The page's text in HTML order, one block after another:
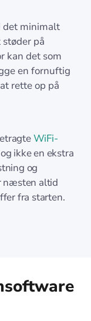
det minimalt
på
kan det som
en fornuftig
rette op på
WiFi-
ikke en ekstra
og
næsten altid
fra starten.